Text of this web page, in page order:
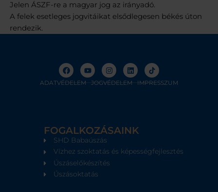
Jelen ÁSZF-re a magyar jog az irányadó.
A felek esetleges jogvitáikat elsődlegesen békés úton
rendezik.
FOGALKOZÁSAINK
SHD Babaúszás
Vízhez szoktatás és képességfejlesztés
Úszáselőkészítés
Úszásoktatás
F
a
c
e
Y
o
u
I
n
s
t
L
i
n
k
ADATVÉDELEM JOGVÉDELEM IMPRESSZUM